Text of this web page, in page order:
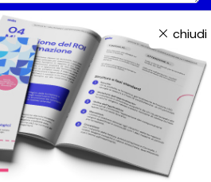
privacye autorizzo
Finalità di Marketing (paragrafo C
dati volta al perseguimento delle finalità
Informativa privacy)
chiudi